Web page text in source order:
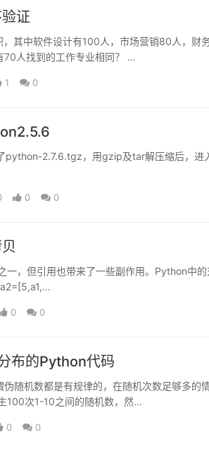
证
其中软件设计有100人，市场营销80人，财
70人找到的工作专业相同？ …
1 0
python-2.7.6.tgz，用gzip及tar解压缩后，
0 0
，但引用也带来了一些副作用。Python中的
0 0
布的Python代码
随机数都是有规律的，在随机次数足够多的
100次1-10之间的随机数，然…
0 0